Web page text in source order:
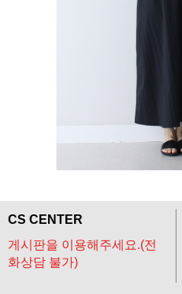
CS CENTER
게시판을 이용해주세요.(전
화상담 불가)